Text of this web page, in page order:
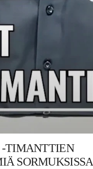
-TIMANTTIEN
SORMUKSISSA